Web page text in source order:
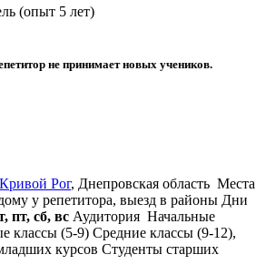
(опыт 5 лет)
не принимает новых учеников.
Кривой Рог, Днепровская область Места
у репетитора, выезд в районы Дни
пт, сб, вс Аудитория Начальные
классы (5-9) Средние классы (9-12),
курсов Студенты старших